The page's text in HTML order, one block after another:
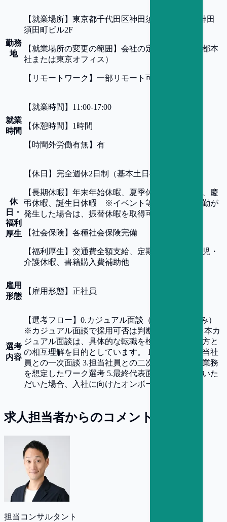
勤務
地
【 就業場所】 東京都千代田区神田須田町2-5 東京神田
須田町ビル2F
【 就業場所の変更の範囲 】 会社の定める場所（京都本
社または東京オフィス）
【 リモートワーク 】 一部リモート可
就業
時間
【 就業時間 】 11:00-17:00
【休憩時間 】 1時間
【 時間外労働有無】 有
休
日・
福利
厚生
【休日 】 完全週休2日制（基本土日祝）
【長期休暇 】 年末年始休暇、夏季休暇、有給休暇、慶
弔休暇、誕生日休暇 ※イベント等により休日出勤が
発生した場合は、振替休暇を取得可
【社会保険 】 各種社会保険完備
【福利厚生 】 交通費全額支給、定期健康診断、育児・
介護休暇、書籍購入費補助他
雇用
形態
【 雇用形態】 正社員
選考
内容
【選考フロー 】 0.カジュアル面談（ご希望の方のみ）
※カジュアル面談で採用可否は判断しません。 ※本カ
ジュアル面談は、具体的な転職を検討されている方と
の相互理解を目的としています。 1.書類選考 2.担当社
員との一次面談 3.担当社員との二次面談 4.実際の業務
を想定したワーク選考 5.最終代表面談 6.内定承諾いた
だいた場合、入社に向けたオンボーディング
求人担当者からのコメント
担当コンサルタント